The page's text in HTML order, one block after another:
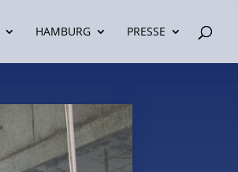
HAMBURG PRESSE